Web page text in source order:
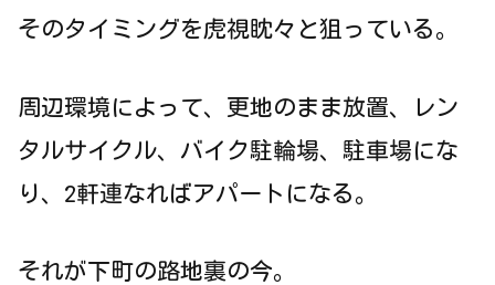
そのタイミングを虎視眈々と狙っている。
周辺環境によって、更地のまま放置、レン
タルサイクル、バイク駐輪場、駐車場にな
り、2軒連なればアパートになる。
それが下町の路地裏の今。